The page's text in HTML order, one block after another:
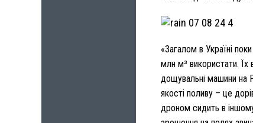
«Загалом в Україні
млн м³ використати.
дощувальні машини на
якості поливу – це
дроном сидить в